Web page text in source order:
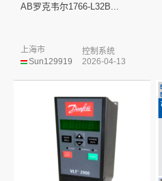
AB罗克韦尔1766-L32B...
Sun129919
上海市
控制系统
2026-04-13